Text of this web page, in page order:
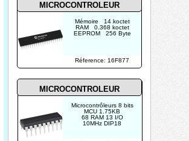
Réference: 16F877
Mémoire 14 koctet
RAM 0.368 koctet
EEPROM 256 Byte
Microcontrôleurs 8 bits
MCU 1.75KB
68 RAM 13 I/O
10MHz DIP18
MICROCONTROLEUR
MICROCONTROLEUR